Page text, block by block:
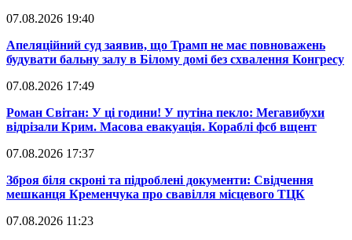
07.08.2026 19:40
​Апеляційний суд заявив, що Трамп не має повноважень
будувати бальну залу в Білому домі без схвалення Конгресу
07.08.2026 17:49
​Роман Світан: У ці години! У путіна пекло: Мегавибухи
відрізали Крим. Масова евакуація. Кораблі фсб вщент
07.08.2026 17:37
​Зброя біля скроні та підроблені документи: Свідчення
мешканця Кременчука про свавілля місцевого ТЦК
07.08.2026 11:23